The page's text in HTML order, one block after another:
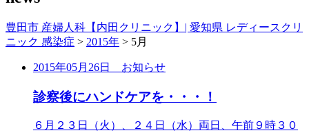
豊田市 産婦人科【内田クリニック】| 愛知県 レディースクリ
ニック 感染症 > 2015年 > 5月
2015年05月26日 お知らせ
診察後にハンドケアを・・・！
６月２３日（火）、２４日（水）両日、午前９時３０